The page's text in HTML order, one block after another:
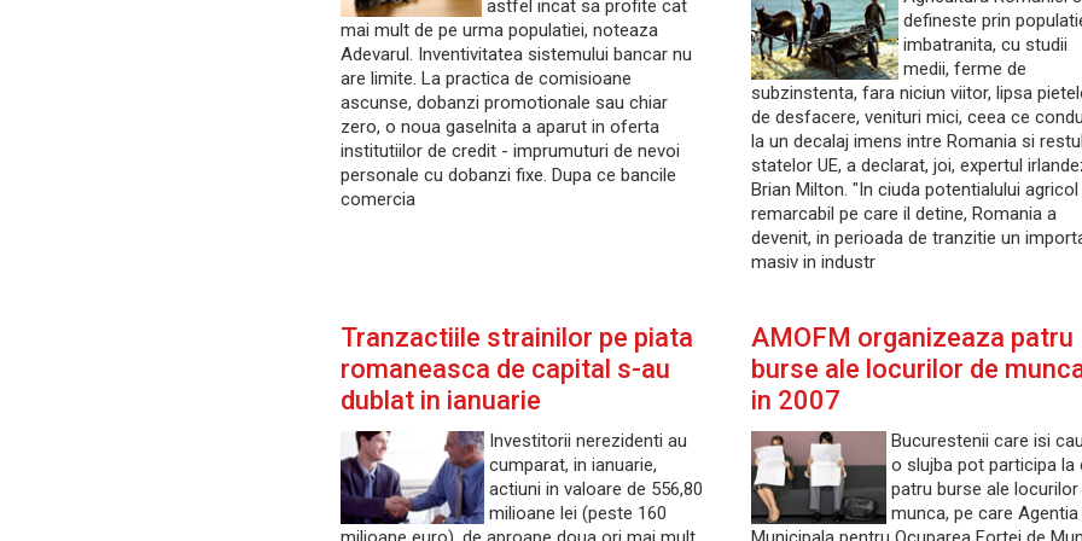
astfel incat sa profite cat
mai mult de pe urma populatiei, noteaza
Adevarul. Inventivitatea sistemului bancar nu
are limite. La practica de comisioane
ascunse, dobanzi promotionale sau chiar
zero, o noua gaselnita a aparut in oferta
institutiilor de credit - imprumuturi de nevoi
personale cu dobanzi fixe. Dupa ce bancile
comercia
defineste prin
imbatranita, cu studii
medii, ferme de
subzinstenta, fara niciun viitor, lipsa
de desfacere, venituri mici, ceea ce
la un decalaj imens intre Romania si restul
statelor UE, a declarat, joi, expertul
Brian Milton. "In ciuda potentialului agricol
remarcabil pe care il detine, Romania a
devenit, in perioada de tranzitie un
masiv in industr
Tranzactiile strainilor pe piata
romaneasca de capital s-au
dublat in ianuarie
Investitorii nerezidenti au
cumparat, in ianuarie,
actiuni in valoare de 556,80
milioane lei (peste 160
AMOFM organizeaza patru
burse ale locurilor de
in 2007
Bucurestenii care isi
o slujba pot participa la
patru burse ale locurilor
munca, pe care Agentia